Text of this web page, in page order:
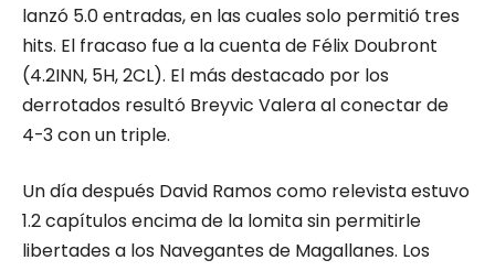
lanzó 5.0 entradas, en las cuales solo permitió tres
hits. El fracaso fue a la cuenta de Félix Doubront
(4.2INN, 5H, 2CL). El más destacado por los
derrotados resultó Breyvic Valera al conectar de
4-3 con un triple.
Un día después David Ramos como relevista estuvo
1.2 capítulos encima de la lomita sin permitirle
libertades a los Navegantes de Magallanes. Los